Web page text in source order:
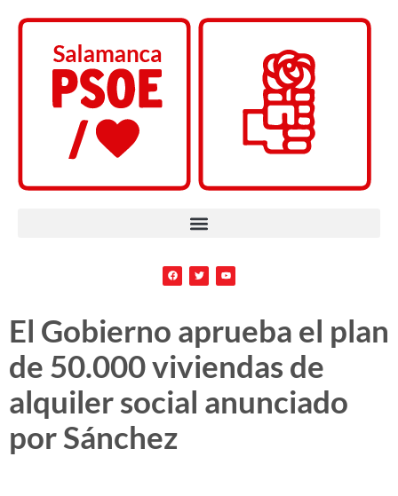
El Gobierno aprueba el plan
de 50.000 viviendas de
alquiler social anunciado
por Sánchez